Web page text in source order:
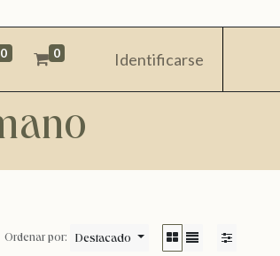
0 0 Identificarse
Ordenar por: Destacado